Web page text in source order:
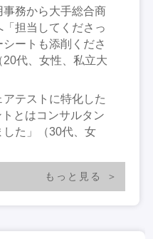
務から大手総合商
担当してくださっ
ートも添削くださ
代、女性、私立大
テストに特化した
とはコンサルタン
した」（30代、女
もっと見る